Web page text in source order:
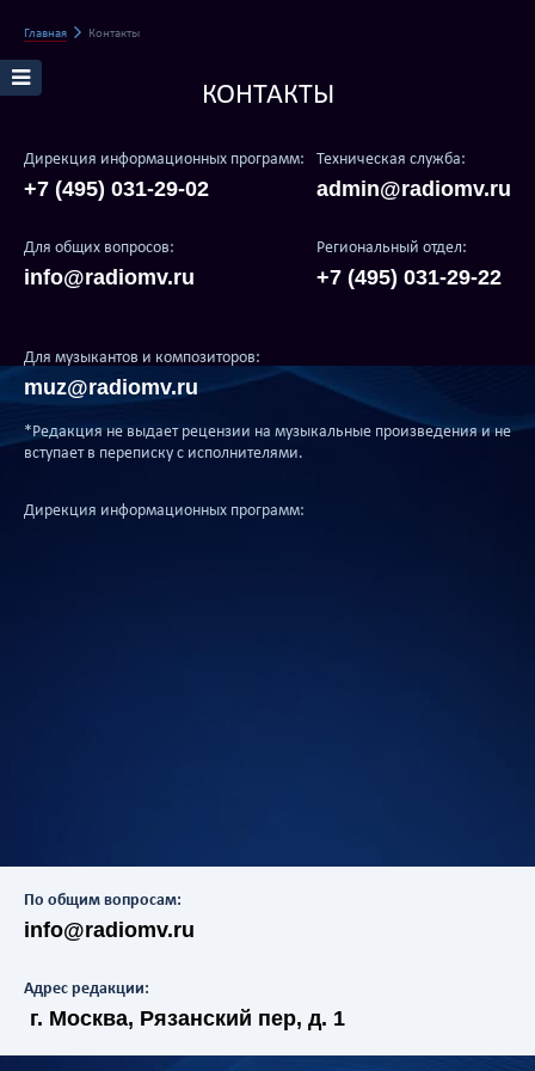
Главная Контакты
КОНТАКТЫ
Дирекция информационных программ:
+7 (495) 031-29-02
Для общих вопросов:
info@radiomv.ru
Техническая служба:
admin@radiomv.ru
Региональный отдел:
+7 (495) 031-29-22
Для музыкантов и композиторов:
muz@radiomv.ru
*Редакция не выдает рецензии на музыкальные произведения и не
вступает в переписку с исполнителями.
Дирекция информационных программ:
По общим вопросам:
info@radiomv.ru
Адрес редакции:
г. Москва, Рязанский пер, д. 1